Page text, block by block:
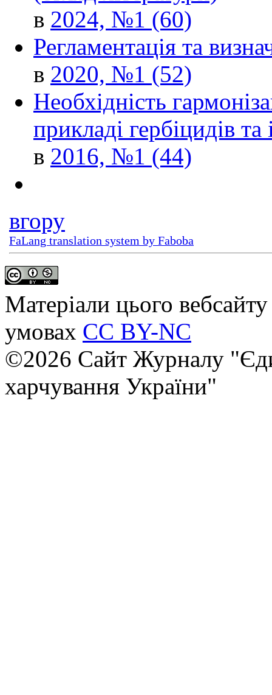
в 2024, №1 (60)
Регламентація та
в 2020, №1 (52)
Необхідність
прикладі гербіцидів
в 2016, №1 (44)
вгору
FaLang translation system by Faboba
Матеріали цього
умовах CC BY-NC
©2026 Сайт Журналу
харчування України"